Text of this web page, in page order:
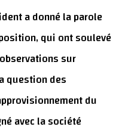
a donné la parole
qui ont soulevé
sur
question des
du
avec la société